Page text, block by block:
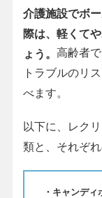
介護施設でボ
際は、軽くて
ょう。 高齢者
トラブルのリ
べます。
以下に、レク
類と、それぞ
・キャンディ